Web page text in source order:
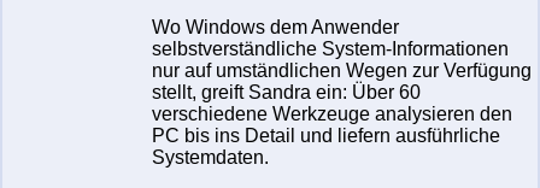
Wo Windows dem Anwender
selbstverständliche System-Informationen
nur auf umständlichen Wegen zur Verfügung
stellt, greift Sandra ein: Über 60
verschiedene Werkzeuge analysieren den
PC bis ins Detail und liefern ausführliche
Systemdaten.